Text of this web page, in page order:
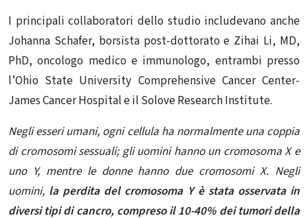
I principali collaboratori dello studio includevano anche
Johanna Schafer, borsista post-dottorato e Zihai Li, MD,
PhD, oncologo medico e immunologo, entrambi presso
l’Ohio State University Comprehensive Cancer Center-
James Cancer Hospital e il Solove Research Institute.
Negli esseri umani, ogni cellula ha normalmente una coppia
di cromosomi sessuali; gli uomini hanno un cromosoma X e
uno Y, mentre le donne hanno due cromosomi X. Negli
uomini, la perdita del cromosoma Y è stata osservata in
diversi tipi di cancro, compreso il 10-40% dei tumori della